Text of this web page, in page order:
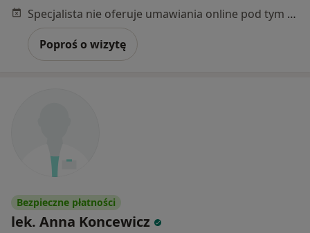
Specjalista nie oferuje umawiania online pod tym adresem.
Poproś o wizytę
Bezpieczne płatności
lek. Anna Koncewicz